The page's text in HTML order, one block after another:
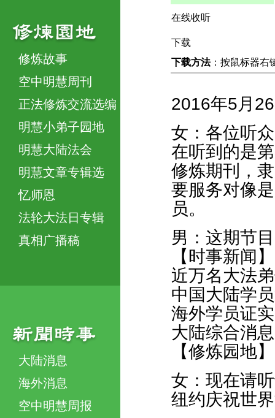
修炼故事
空中明慧周刊
正法修炼交流选编
明慧小弟子园地
明慧大陆法会
明慧文章专辑选
忆师恩
法轮大法日专辑
真相广播稿
大陆消息
海外消息
空中明慧周报
在线收听
下载
下载方法：按鼠标器右
2016年5月
女：各位听
在听到的是
修炼期刊，
要服务对像
员。
男：这期节
【时事新闻】
近万名大法
中国大陆学
海外学员证
大陆综合消息
【修炼园地】
女：现在请
纽约庆祝世